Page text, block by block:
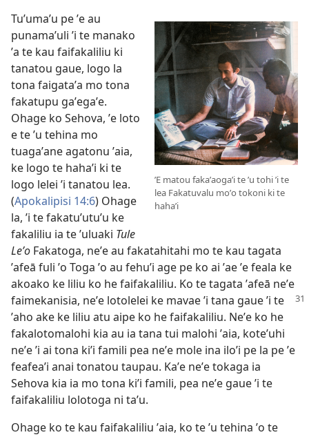
ʼE matou fakaʼaogaʼi te ʼu tohi ʼi te
lea Fakatuvalu moʼo tokoni ki te
hahaʼi
Tuʼumaʼu pe ʼe au
punamaʼuli ʼi te manako
ʼa te kau faifakaliliu ki
tanatou gaue, logo la
tona faigataʼa mo tona
fakatupu gaʼegaʼe.
Ohage ko Sehova, ʼe loto
e te ʼu tehina mo
tuagaʼane agatonu ʼaia,
ke logo te hahaʼi ki te
logo lelei ʼi tanatou lea.
(Apokalipisi 14:6) Ohage
la, ʼi te fakatuʼutuʼu ke
fakaliliu ia te ʼuluaki Tule
Leʼo Fakatoga, neʼe au fakatahitahi mo te kau tagata
ʼafeā fuli ʼo Toga ʼo au fehuʼi age pe ko ai ʼae ʼe feala ke
akoako ke liliu ko he faifakaliliu. Ko te tagata ʼafeā neʼe
faimekanisia, neʼe lotolelei ke mavaeʼi tana gaue ʼi te
ʼaho ake ke liliu atu aipe ko he faifakaliliu. Neʼe ko he
fakalotomalohi kia au ia tana tui malohi ʼaia, koteʼuhi
neʼe ʼi ai tona kiʼi famili pea neʼe mole ina iloʼi pe la pe ʼe
feafeaʼi anai tonatou taupau. Kaʼe neʼe tokaga ia
Sehova kia ia mo tona kiʼi famili, pea neʼe gaue ʼi te
faifakaliliu lolotoga ni taʼu.
Ohage ko te kau faifakaliliu ʼaia, ko te ʼu tehina ʼo te